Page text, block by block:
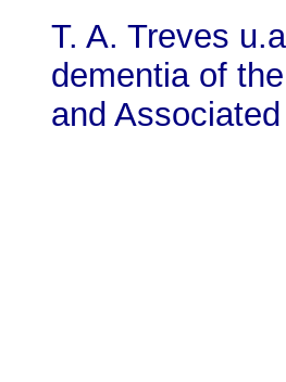
T. A. Treves
dementia of
and